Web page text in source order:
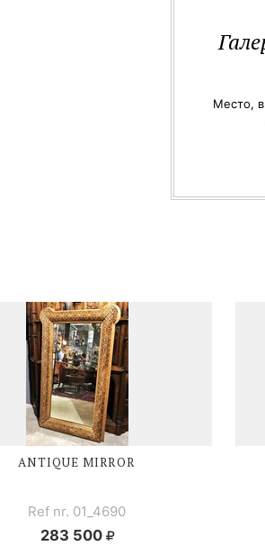
Место,
ANTIQUE MIRROR
Ref nr. 01_4690
283 500